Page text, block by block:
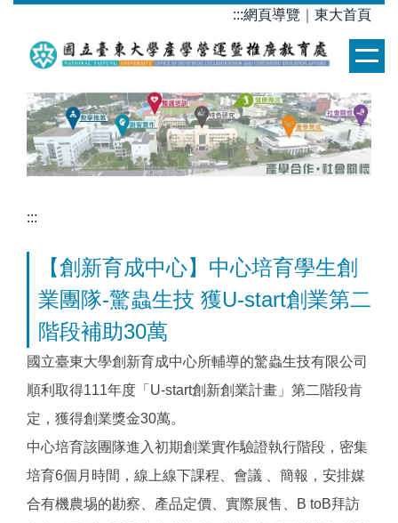
:::網頁導覽 東大首頁
:::
【創新育成中心】中心培育學生創
業團隊-驚蟲生技 獲U-start創業第二
階段補助30萬
國立臺東大學創新育成中心所輔導的驚蟲生技有限公司
順利取得111年度「U-start創新創業計畫」第二階段肯
定，獲得創業獎金30萬。
中心培育該團隊進入初期創業實作驗證執行階段，密集
培育6個月時間，線上線下課程、會議 、簡報，安排媒
合有機農埸的勘察、產品定價、實際展售、B toB拜訪